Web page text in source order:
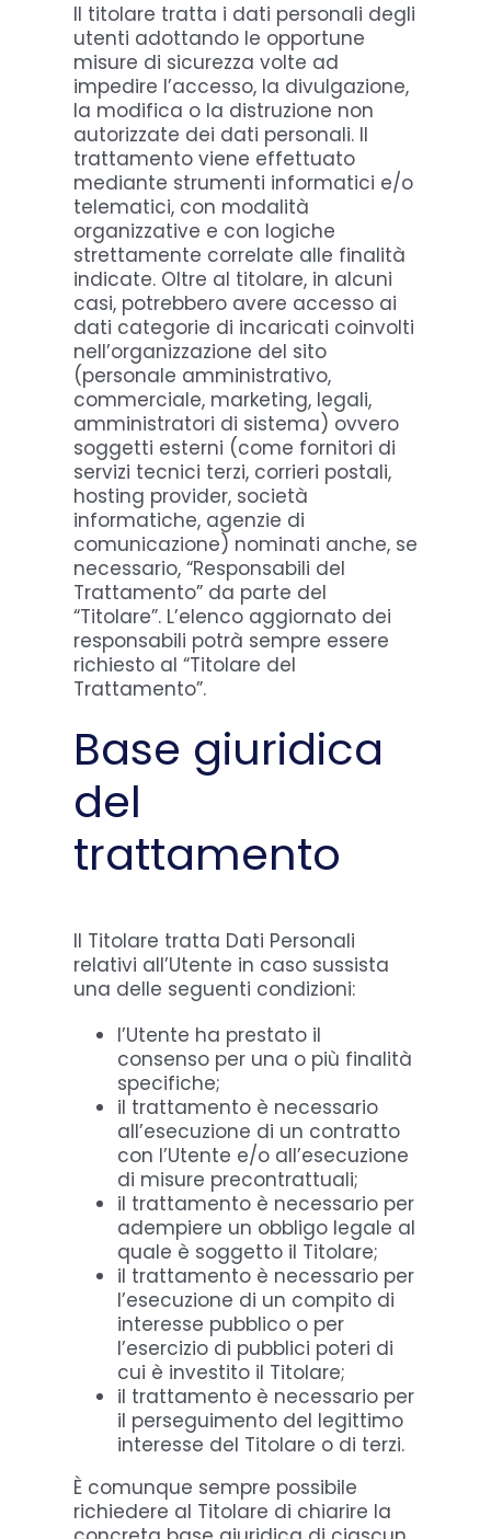
Il titolare tratta i dati personali degli
utenti adottando le opportune
misure di sicurezza volte ad
impedire l’accesso, la divulgazione,
la modifica o la distruzione non
autorizzate dei dati personali. Il
trattamento viene effettuato
mediante strumenti informatici e/o
telematici, con modalità
organizzative e con logiche
strettamente correlate alle finalità
indicate. Oltre al titolare, in alcuni
casi, potrebbero avere accesso ai
dati categorie di incaricati coinvolti
nell’organizzazione del sito
(personale amministrativo,
commerciale, marketing, legali,
amministratori di sistema) ovvero
soggetti esterni (come fornitori di
servizi tecnici terzi, corrieri postali,
hosting provider, società
informatiche, agenzie di
comunicazione) nominati anche, se
necessario, “Responsabili del
Trattamento” da parte del
“Titolare”. L’elenco aggiornato dei
responsabili potrà sempre essere
richiesto al “Titolare del
Trattamento”.
Base giuridica
del
trattamento
Il Titolare tratta Dati Personali
relativi all’Utente in caso sussista
una delle seguenti condizioni:
l’Utente ha prestato il
consenso per una o più finalità
specifiche;
il trattamento è necessario
all’esecuzione di un contratto
con l’Utente e/o all’esecuzione
di misure precontrattuali;
il trattamento è necessario per
adempiere un obbligo legale al
quale è soggetto il Titolare;
il trattamento è necessario per
l’esecuzione di un compito di
interesse pubblico o per
l’esercizio di pubblici poteri di
cui è investito il Titolare;
il trattamento è necessario per
il perseguimento del legittimo
interesse del Titolare o di terzi.
È comunque sempre possibile
richiedere al Titolare di chiarire la